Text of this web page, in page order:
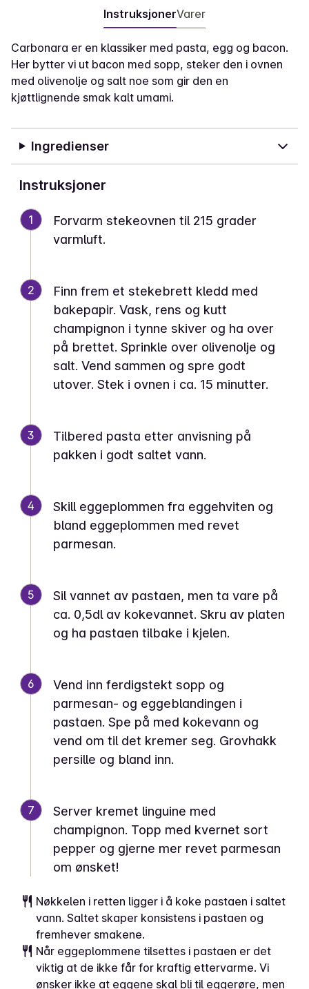
InstruksjonerVarer
Carbonara er en klassiker med pasta, egg og bacon.
Her bytter vi ut bacon med sopp, steker den i ovnen
med olivenolje og salt noe som gir den en
kjøttlignende smak kalt umami.
Ingredienser
Instruksjoner
1
Forvarm stekeovnen til 215 grader
varmluft.
2
Finn frem et stekebrett kledd med
bakepapir. Vask, rens og kutt
champignon i tynne skiver og ha over
på brettet. Sprinkle over olivenolje og
salt. Vend sammen og spre godt
utover. Stek i ovnen i ca. 15 minutter.
3
Tilbered pasta etter anvisning på
pakken i godt saltet vann.
4
Skill eggeplommen fra eggehviten og
bland eggeplommen med revet
parmesan.
5
Sil vannet av pastaen, men ta vare på
ca. 0,5dl av kokevannet. Skru av platen
og ha pastaen tilbake i kjelen.
6
Vend inn ferdigstekt sopp og
parmesan- og eggeblandingen i
pastaen. Spe på med kokevann og
vend om til det kremer seg. Grovhakk
persille og bland inn.
7
Server kremet linguine med
champignon. Topp med kvernet sort
pepper og gjerne mer revet parmesan
om ønsket!
Nøkkelen i retten ligger i å koke pastaen i saltet
vann. Saltet skaper konsistens i pastaen og
fremhever smakene.
Når eggeplommene tilsettes i pastaen er det
viktig at de ikke får for kraftig ettervarme. Vi
ønsker ikke at eggene skal bli til eggerøre, men